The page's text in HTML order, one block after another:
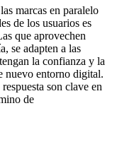
marcas en paralelo
de los usuarios es
que aprovechen
se adapten a las
la confianza y la
nuevo entorno digital.
son clave en
de